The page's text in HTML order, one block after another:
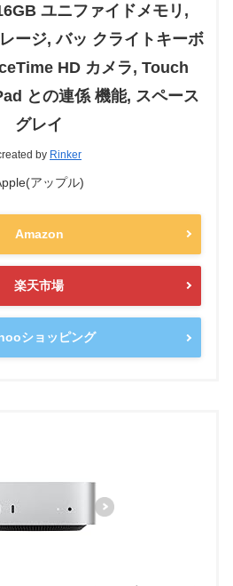
ユニファイドメモリ,
ージ, バッ クライトキーボ
HD カメラ, Touch
との連係 機能, スペース
グレイ
by Rinker
アップル)
Amazon
楽天市場
ショッピング